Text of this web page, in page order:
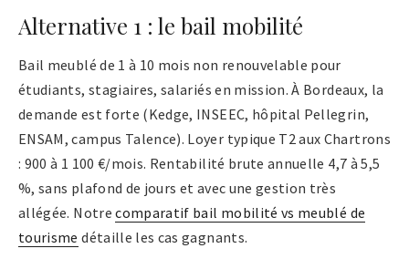
Alternative 1 : le bail mobilité
Bail meublé de 1 à 10 mois non renouvelable pour
étudiants, stagiaires, salariés en mission. À Bordeaux, la
demande est forte (Kedge, INSEEC, hôpital Pellegrin,
ENSAM, campus Talence). Loyer typique T2 aux Chartrons
: 900 à 1 100 €/mois. Rentabilité brute annuelle 4,7 à 5,5
%, sans plafond de jours et avec une gestion très
allégée. Notrecomparatif bail mobilité vs meublé de
tourisme détaille les cas gagnants.